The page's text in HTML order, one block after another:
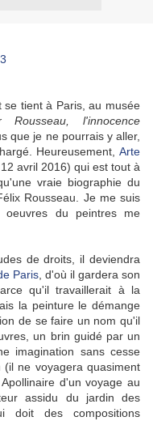
se tient à Paris, au musée
Rousseau, l'innocence
que je ne pourrais y aller,
Heureusement, Arte
avril 2016) qui est tout à
vraie biographie du
Rousseau. Je me suis
oeuvres du peintres me
de droits, il deviendra
Paris , d'où il gardera son
qu'il travaillerait à la
la peinture le démange
de se faire un nom qu'il
un brin guidé par un
imagination sans cesse
ne voyagera quasiment
d'un voyage au
assidu du jardin des
doit des compositions